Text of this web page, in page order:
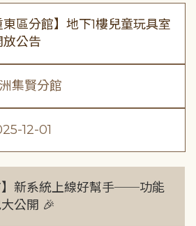
東區分館】地下1樓兒童玩具室
放公告
集賢分館
12-01
】新系統上線好幫手──功能
公開 🎉